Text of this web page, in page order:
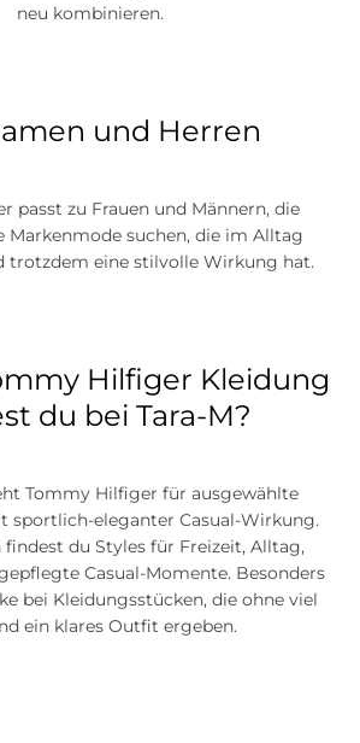
neu kombinieren.
und Herren
passt zu Frauen und Männern, die
Markenmode suchen, die im Alltag
trotzdem eine stilvolle Wirkung hat.
Hilfiger Kleidung
du bei Tara-M?
Tommy Hilfiger für ausgewählte
sportlich-eleganter Casual-Wirkung.
findest du Styles für Freizeit, Alltag,
Casual-Momente. Besonders
bei Kleidungsstücken, die ohne viel
ein klares Outfit ergeben.